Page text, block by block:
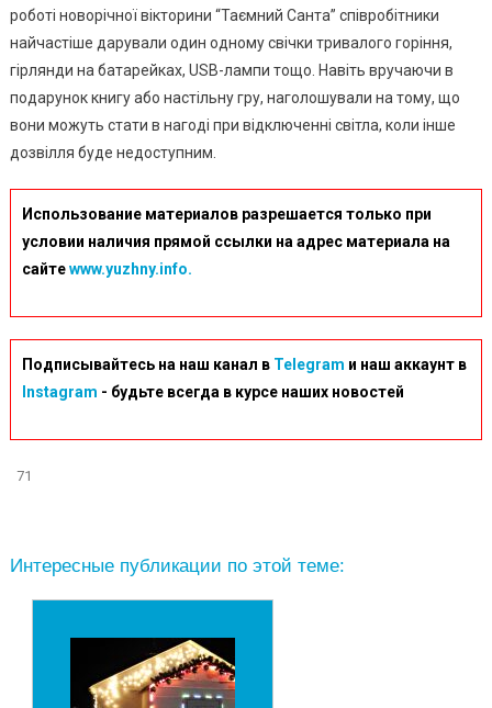
роботі новорічної вікторини “Таємний Санта” співробітники
найчастіше дарували один одному свічки тривалого горіння,
гірлянди на батарейках, USB-лампи тощо. Навіть вручаючи в
подарунок книгу або настільну гру, наголошували на тому, що
вони можуть стати в нагоді при відключенні світла, коли інше
дозвілля буде недоступним.
Использование материалов разрешается только при
условии наличия прямой ссылки на адрес материала на
сайтеwww.yuzhny.info.
Подписывайтесь на наш канал в Telegram и наш аккаунт в
Instagram - будьте всегда в курсе наших новостей
71
Интересные публикации по этой теме: